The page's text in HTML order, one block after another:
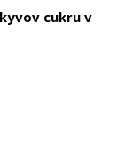
cukru v